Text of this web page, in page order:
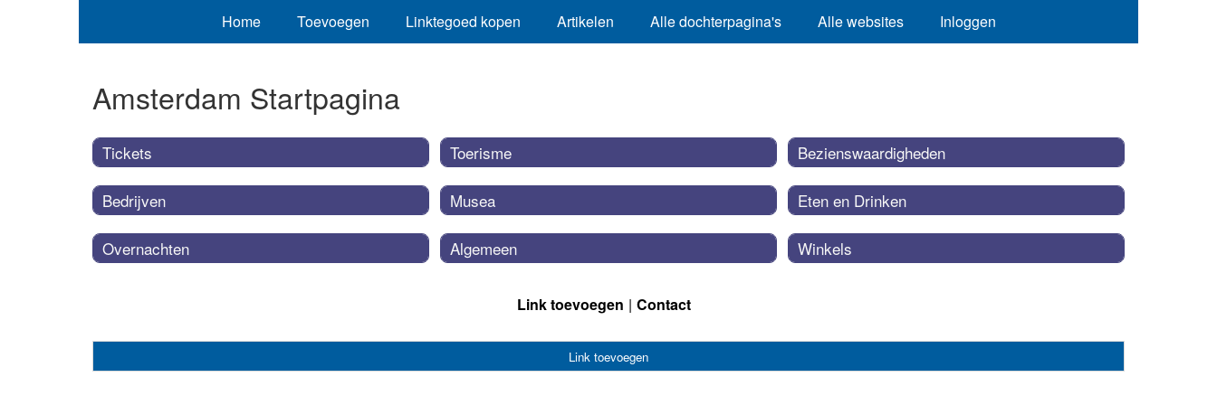
Home Toevoegen Linktegoed kopen Artikelen Alle dochterpagina's Alle websites Inloggen
Amsterdam Startpagina
Tickets
Bedrijven
Overnachten
Toerisme
Musea
Algemeen
Bezienswaardigheden
Eten en Drinken
Winkels
Link toevoegen Contact
Link toevoegen